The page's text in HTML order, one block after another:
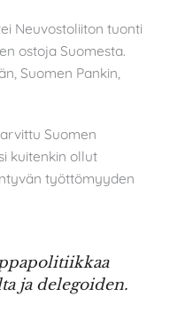
Neuvostoliiton tuonti
ostoja Suomesta.
Suomen Pankin,
Suomen
kuitenkin ollut
työttömyyden
ja delegoiden.